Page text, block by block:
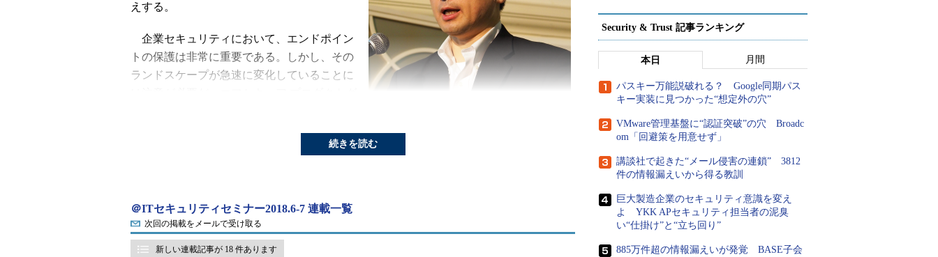
えする。
企業セキュリティにおいて、エンドポイン
トの保護は非常に重要である。しかし、その
ランドスケープが急速に変化していることに
マルウェアを開発して攻めてきます。守る側
害しか生まないもので、通常は十分に保護できている。しかし、残りの0.1％が標的型攻
撃に代表される重大な損害を生むもので、まったく保護できていない状況だという。
続きを読む
＠ITセキュリティセミナー2018.6-7 連載一覧
次回の掲載をメールで受け取る
新しい連載記事が 18 件あります
Security & Trust 記事ランキング
本日 月間
パスキー万能説破れる？ Google同期パス
キー実装に見つかった“想定外の穴”
VMware管理基盤に“認証突破”の穴 Broadc
om「回避策を用意せず」
講談社で起きた“メール侵害の連鎖” 3812
件の情報漏えいから得る教訓
巨大製造企業のセキュリティ意識を変え
よ YKK APセキュリティ担当者の泥臭
い“仕掛け”と“立ち回り”
885万件超の情報漏えいが発覚 BASE子会